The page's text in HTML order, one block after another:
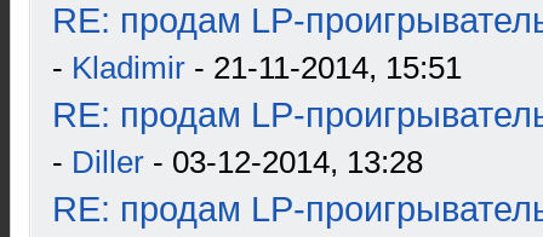
RE: продам LP-
- Kladimir - 21-11-2014, 15:51
RE: продам LP-
- Diller - 03-12-2014, 13:28
RE: продам LP-